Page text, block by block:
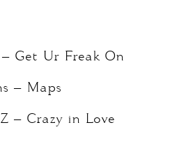
— Get Ur Freak On
— Maps
— Crazy in Love